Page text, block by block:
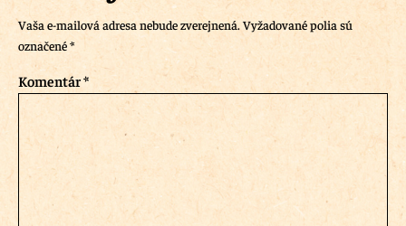
Vaša e-mailová adresa nebude zverejnená.Vyžadované polia sú
označené*
Komentár*